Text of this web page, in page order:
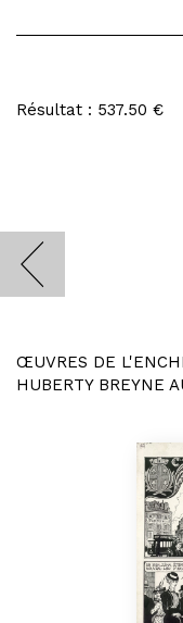
Résultat : 537.50 €
ŒUVRES DE
HUBERTY BREYNE